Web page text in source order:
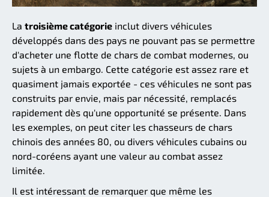
La troisième catégorie inclut divers véhicules
développés dans des pays ne pouvant pas se permettre
d'acheter une flotte de chars de combat modernes, ou
sujets à un embargo. Cette catégorie est assez rare et
quasiment jamais exportée - ces véhicules ne sont pas
construits par envie, mais par nécessité, remplacés
rapidement dès qu'une opportunité se présente. Dans
les exemples, on peut citer les chasseurs de chars
chinois des années 80, ou divers véhicules cubains ou
nord-coréens ayant une valeur au combat assez
limitée.
Il est intéressant de remarquer que même les